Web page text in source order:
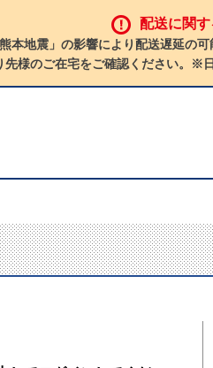
配送に関す
熊本地震」の影響により配送遅延の
様のご在宅をご確認ください。※